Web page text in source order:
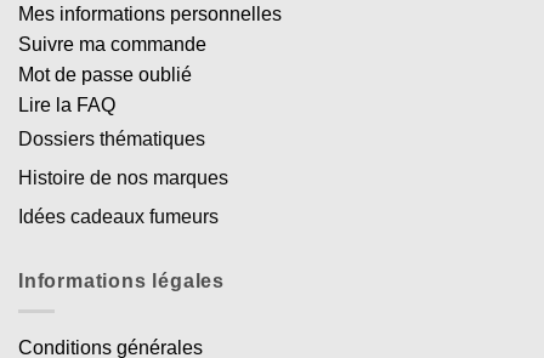
Mes informations personnelles
Suivre ma commande
Mot de passe oublié
Lire la FAQ
Dossiers thématiques
Histoire de nos marques
Idées cadeaux fumeurs
Informations légales
Conditions générales